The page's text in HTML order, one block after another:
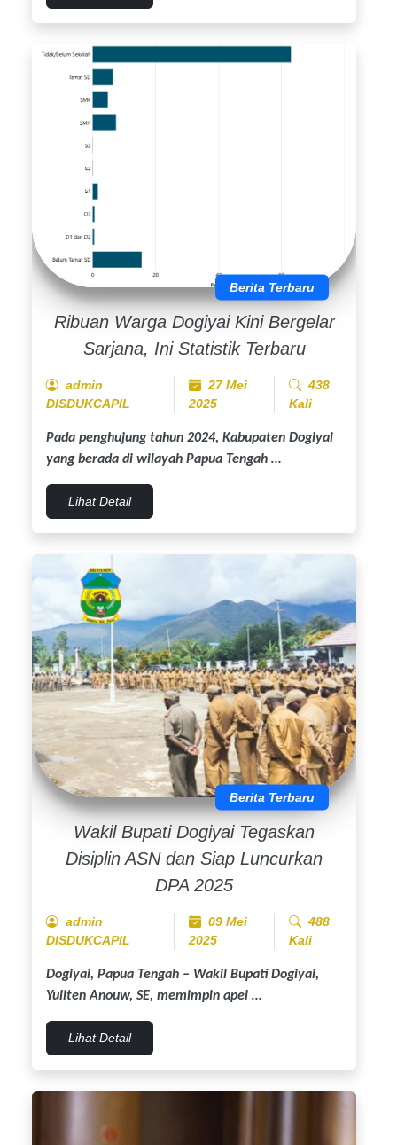
Berita Terbaru
Ribuan Warga Dogiyai Kini Bergelar
Sarjana, Ini Statistik Terbaru
admin
DISDUKCAPIL
27 Mei
2025
438
Kali
Pada penghujung tahun 2024, Kabupaten Dogiyai
yang berada di wilayah Papua Tengah …
Lihat Detail
Berita Terbaru
Wakil Bupati Dogiyai Tegaskan
Disiplin ASN dan Siap Luncurkan
DPA 2025
admin
DISDUKCAPIL
09 Mei
2025
488
Kali
Dogiyai, Papua Tengah – Wakil Bupati Dogiyai,
Yuliten Anouw, SE, memimpin apel …
Lihat Detail